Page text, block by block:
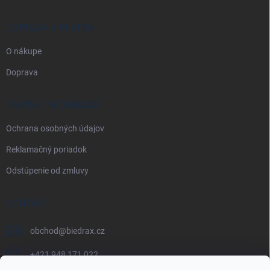
DOPRAVA A PLATBA
O nákupe
Doprava
PRÁVNE INFORMÁCIE
Ochrana osobných údajov
Reklamačný poriadok
Odstúpenie od zmluvy
KONTAKT
obchod@biedrax.cz
+421 948 171 022